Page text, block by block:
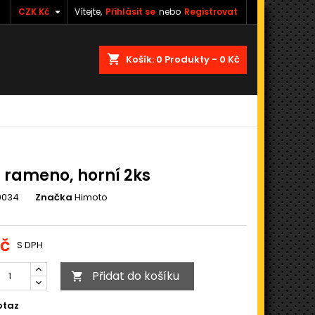
Vítejte, Přihlásit se nebo Registrovat
CZK Kč 
shopping_cart Košík: 0 Produkty - 0 Kč
horní 2ks
Značka Himoto
S DPH
 Přidat do košíku